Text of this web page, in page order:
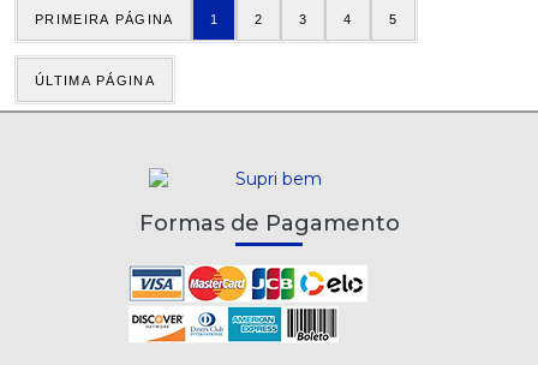
PRIMEIRA PÁGINA 1 2 3 4 5
ÚLTIMA PÁGINA
Formas de Pagamento